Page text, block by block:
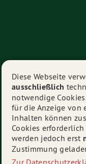
© 2026
Diese Webseite
ausschließlich
notwendige
für die Anzeige von
Inhalten können
Cookies erforderlich
werden jedoch erst
Zustimmung